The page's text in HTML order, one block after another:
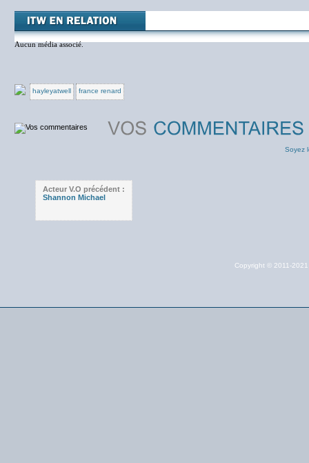
Aucun média associé.
hayleyatwell france renard
Soyez
Acteur V.O précédent :
Shannon Michael
Copyright © 2011-